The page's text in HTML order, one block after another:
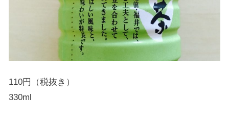
110円（税抜き）
330ml